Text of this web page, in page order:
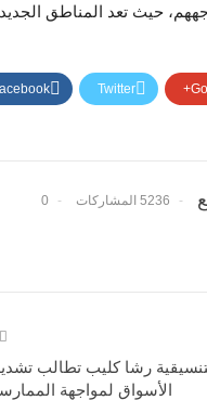
حيث تعد المناطق
Twitter
5236 المشاركات 0
رشا كليب تطالب
الأسواق لمواجهة